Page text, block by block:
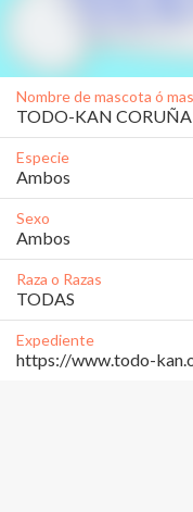
Nombre de mascota ó
TODO-KAN CORUÑA
Especie
Ambos
Sexo
Ambos
Raza o Razas
TODAS
Expediente
https://www.todo-